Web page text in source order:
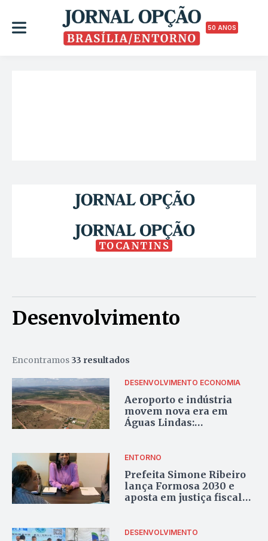
50 ANOS
TOCANTINS
Desenvolvimento
Encontramos 33 resultados
DESENVOLVIMENTO ECONOMIA
Aeroporto e indústria
movem nova era em
Águas Lindas:
ENTORNO
Prefeita Simone Ribeiro
lança Formosa 2030 e
aposta em justiça fiscal
DESENVOLVIMENTO